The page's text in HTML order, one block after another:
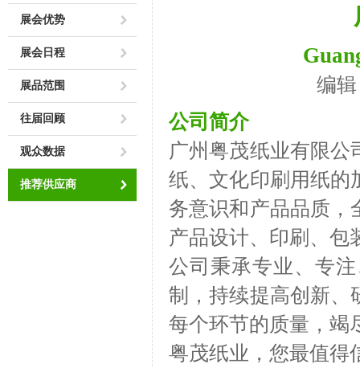
展会优势
展会日程
展品范围
往届回顾
观众数据
推荐供应商
编
公司简介
广州粤茂纸业有限
纸、文化印刷用纸的
务意识和产品品质，
产品设计、印刷、包
公司秉承专业、专
制，持续提高创新、
每个环节的质量，竭
粤茂纸业，您最值得